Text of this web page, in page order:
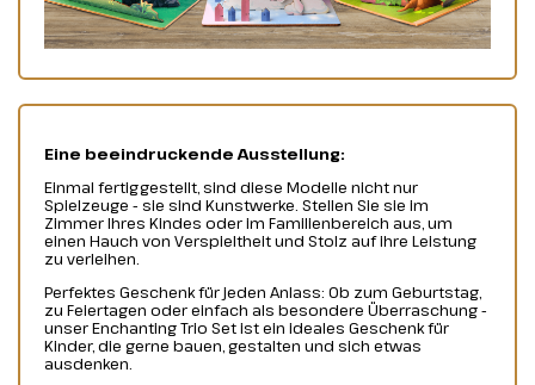
Eine beeindruckende Ausstellung:
Einmal fertiggestellt, sind diese Modelle nicht nur
Spielzeuge - sie sind Kunstwerke. Stellen Sie sie im
Zimmer Ihres Kindes oder im Familienbereich aus, um
einen Hauch von Verspieltheit und Stolz auf ihre Leistung
zu verleihen.
Perfektes Geschenk für jeden Anlass: Ob zum Geburtstag,
zu Feiertagen oder einfach als besondere Überraschung -
unser Enchanting Trio Set ist ein ideales Geschenk für
Kinder, die gerne bauen, gestalten und sich etwas
ausdenken.